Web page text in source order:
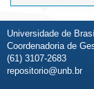
Universidade de
Coordenadoria de
(61) 3107-2683
repositorio@unb.br